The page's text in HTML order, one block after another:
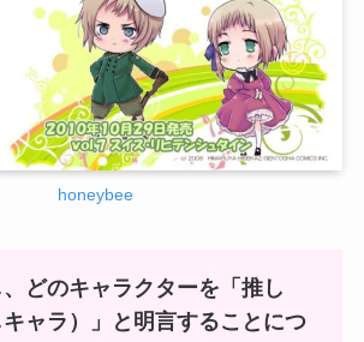
honeybee
どのキャラクターを「推し
キャラ）」と明言することにつ